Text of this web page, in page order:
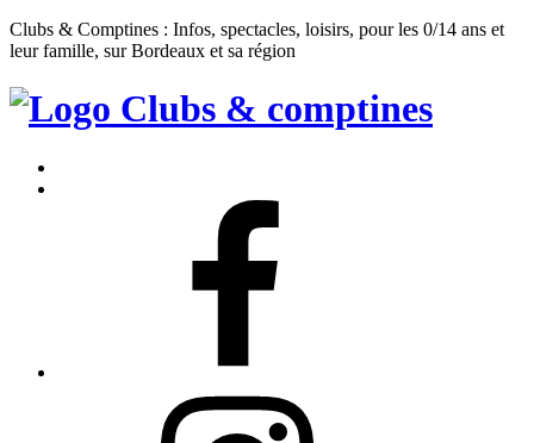
Clubs & Comptines : Infos, spectacles, loisirs, pour les 0/14 ans et
leur famille, sur Bordeaux et sa région
Clubs
Comptines